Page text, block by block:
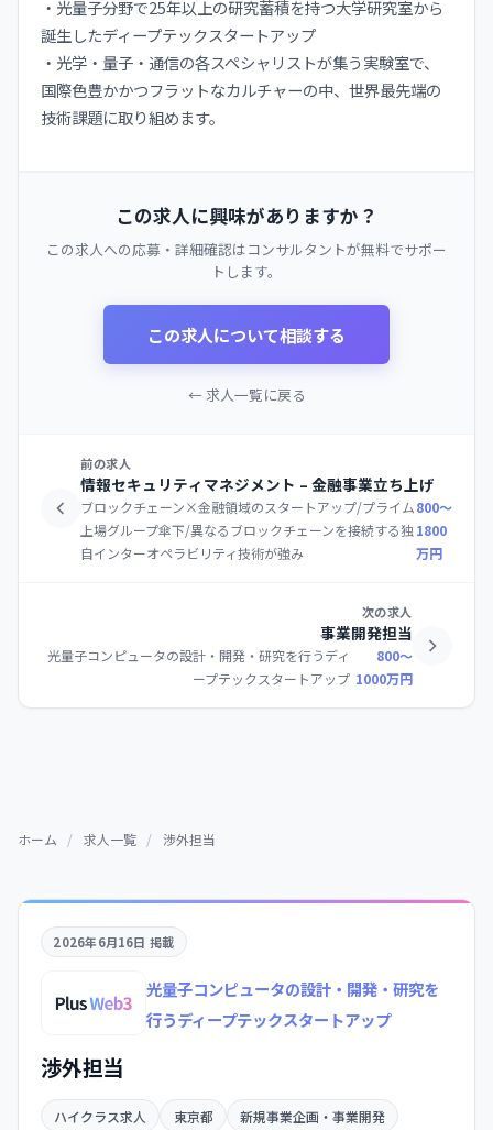
・光量子分野で25年以上の研究蓄積を持つ大学研究室から
誕生したディープテックスタートアップ
・光学・量子・通信の各スペシャリストが集う実験室で、
国際色豊かかつフラットなカルチャーの中、世界最先端の
技術課題に取り組めます。
この求人に興味がありますか？
この求人への応募・詳細確認はコンサルタントが無料でサポー
トします。
この求人について相談する
← 求人一覧に戻る
前の求人
情報セキュリティマネジメント – 金融事業立ち上げ
ブロックチェーン×金融領域のスタートアップ/プライム
上場グループ傘下/異なるブロックチェーンを接続する独
自インターオペラビリティ技術が強み
800〜
1800
万円
次の求人
事業開発担当
光量子コンピュータの設計・開発・研究を行うディ
ープテックスタートアップ
800〜
1000万円
ホーム / 求人一覧 / 渉外担当
2026年6月16日 掲載
光量子コンピュータの設計・開発・研究を
行うディープテックスタートアップ
渉外担当
ハイクラス求人 東京都 新規事業企画・事業開発